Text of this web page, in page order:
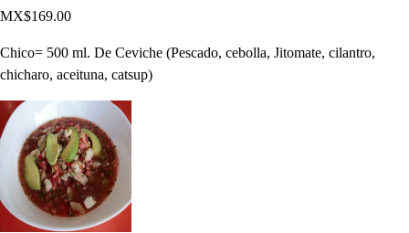
MX$169.00
Chico= 500 ml. De Ceviche (Pescado, cebolla, Jitomate, cilantro,
chicharo, aceituna, catsup)